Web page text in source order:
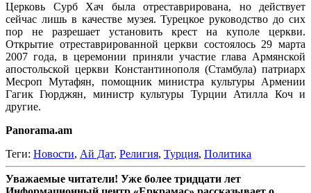
Церковь Сурб Хач была отреставрирована, но действует
сейчас лишь в качестве музея. Турецкое руководство до сих
пор не разрешает установить крест на куполе церкви.
Открытие отреставрированной церкви состоялось 29 марта
2007 года, в церемонии приняли участие глава Армянской
апостольской церкви Константинополя (Стамбула) патриарх
Месроп Мутафян, помощник министра культуры Армении
Гагик Гюрджян, министр культуры Турции Атилла Коч и
другие.
Panorama.am
Теги: Новости, Ай Дат, Религия, Турция, Политика
Уважаемые читатели! Уже более тридцати лет